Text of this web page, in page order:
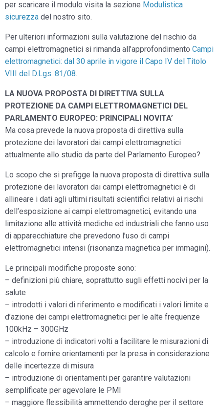
per scaricare il modulo visita la sezione Modulistica
sicurezza del nostro sito.
Per ulteriori informazioni sulla valutazione del rischio da
campi elettromagnetici si rimanda all’approfondimento Campi
elettromagnetici: dal 30 aprile in vigore il Capo IV del Titolo
VIII del D.Lgs. 81/08.
LA NUOVA PROPOSTA DI DIRETTIVA SULLA
PROTEZIONE DA CAMPI ELETTROMAGNETICI DEL
PARLAMENTO EUROPEO: PRINCIPALI NOVITA’
Ma cosa prevede la nuova proposta di direttiva sulla
protezione dei lavoratori dai campi elettromagnetici
attualmente allo studio da parte del Parlamento Europeo?
Lo scopo che si prefigge la nuova proposta di direttiva sulla
protezione dei lavoratori dai campi elettromagnetici è di
allineare i dati agli ultimi risultati scientifici relativi ai rischi
dell’esposizione ai campi elettromagnetici, evitando una
limitazione alle attività mediche ed industriali che fanno uso
di apparecchiature che prevedono l’uso di campi
elettromagnetici intensi (risonanza magnetica per immagini).
Le principali modifiche proposte sono:
– definizioni più chiare, soprattutto sugli effetti nocivi per la
salute
– introdotti i valori di riferimento e modificati i valori limite e
d’azione dei campi elettromagnetici per le alte frequenze
100kHz – 300GHz
– introduzione di indicatori volti a facilitare le misurazioni di
calcolo e fornire orientamenti per la presa in considerazione
delle incertezze di misura
– introduzione di orientamenti per garantire valutazioni
semplificate per agevolare le PMI
– maggiore flessibilità ammettendo deroghe per il settore